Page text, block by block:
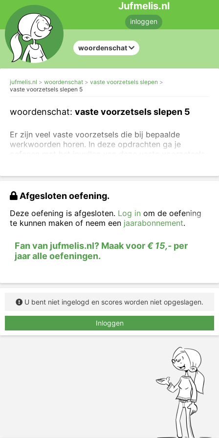
Jufmelis.nl
inloggen
woordenschat
jufmelis.nl woordenschat
vaste voorzetsels slepen
vaste voorzetsels slepen 5
woordenschat: vaste voorzetsels slepen 5
Er zijn veel vaste voorzetsels die bij bepaalde
werkwoorden horen. In deze opdrachten ga je
oefenen met het invullen van deze vaste voorzetsels.
gaan met lastigere opdrachten over het herkennen
van het voorzetselvoorwerp.
Sleep het juiste voorzetsel in de zin.
Afgesloten oefening.
Deze oefening is afgesloten. Log in om de oefening
te kunnen maken of neem een jaarabonnement.
Fan van jufmelis.nl? Maak voor€ 15,- per
jaar alle oefeningen.
U bent niet ingelogd en scores worden niet opgeslagen.
Inloggen